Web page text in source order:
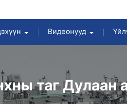
Видеонууд
таг